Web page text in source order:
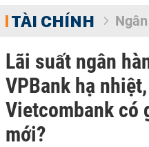
TÀI CHÍNH
Lãi suất ngân
VPBank hạ
Vietcombank có
mới?